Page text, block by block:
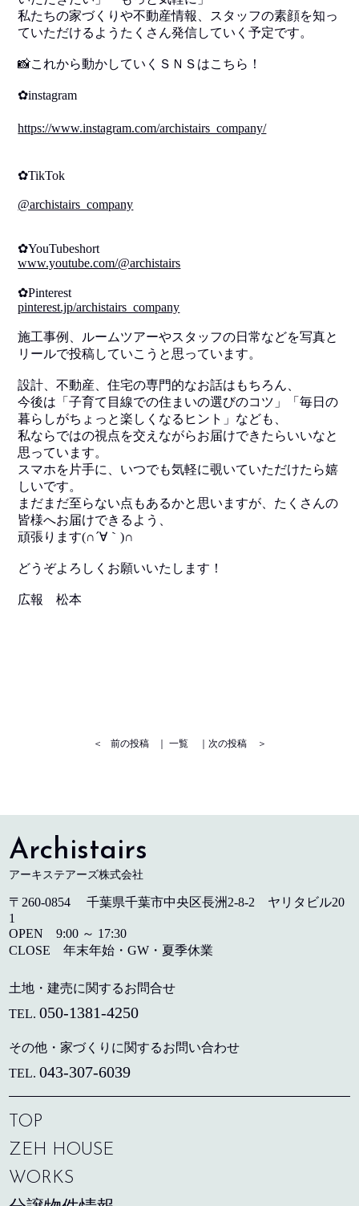
私たちの家づくりや不動産情報、スタッフの素顔を知っ
ていただけるようたくさん発信していく予定です。
📸これから動かしていくＳＮＳはこちら！
✿instagram
https://www.instagram.com/archistairs_company/
✿TikTok
@archistairs_company
✿YouTubeshort
www.youtube.com/@archistairs
✿Pinterest
pinterest.jp/archistairs_company
施工事例、ルームツアーやスタッフの日常などを写真と
リールで投稿していこうと思っています。
設計、不動産、住宅の専門的なお話はもちろん、
今後は「子育て目線での住まいの選びのコツ」「毎日の
暮らしがちょっと楽しくなるヒント」なども、
私ならではの視点を交えながらお届けできたらいいなと
思っています。
スマホを片手に、いつでも気軽に覗いていただけたら嬉
しいです。
まだまだ至らない点もあるかと思いますが、たくさんの
皆様へお届けできるよう、
頑張ります(∩´∀｀)∩
どうぞよろしくお願いいたします！
広報 松本
＜ 前の投稿 一覧 次の投稿 ＞
Archistairs
アーキステアーズ株式会社
〒260-0854 千葉県千葉市中央区長洲2-8-2 ヤリタビル20
1
OPEN 9:00 ～ 17:30
CLOSE 年末年始・GW・夏季休業
土地・建売に関するお問合せ
TEL.050-1381-4250
その他・家づくりに関するお問い合わせ
TEL.043-307-6039
TOP
ZEH HOUSE
WORKS